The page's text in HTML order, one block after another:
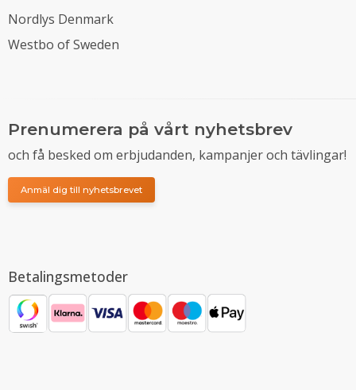
Nordlys Denmark
Westbo of Sweden
Prenumerera på vårt nyhetsbrev
och få besked om erbjudanden, kampanjer och tävlingar!
Anmäl dig till nyhetsbrevet
Betalingsmetoder